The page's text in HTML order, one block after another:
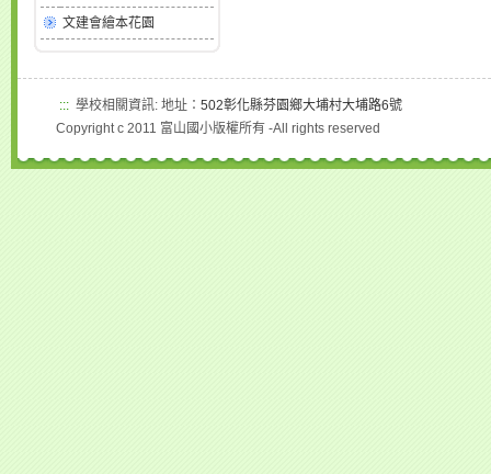
文建會繪本花園
::: 學校相關資訊: 地址： 502彰化縣芬園鄉大埔村大埔路6號
Copyright c 2011 富山國小版權所有 -All rights reserved